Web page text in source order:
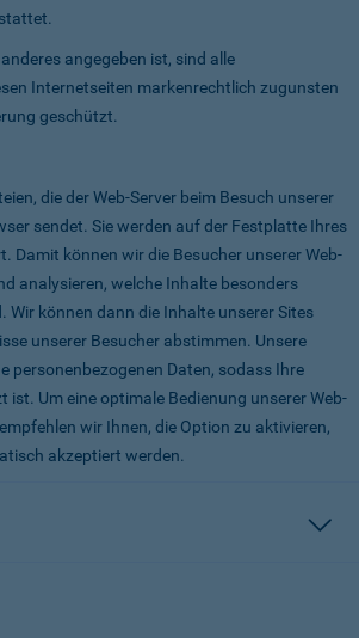
angegeben ist, sind alle
Internetseiten markenrechtlich zugunsten
geschützt.
die der Web-Server beim Besuch unserer
sendet. Sie werden auf der Festplatte Ihres
Damit können wir die Besucher unserer Web-
analysieren, welche Inhalte besonders
Wir können dann die Inhalte unserer Sites
unserer Besucher abstimmen. Unsere
personenbezogenen Daten, sodass Ihre
ist. Um eine optimale Bedienung unserer Web-
wir Ihnen, die Option zu aktivieren,
akzeptiert werden.